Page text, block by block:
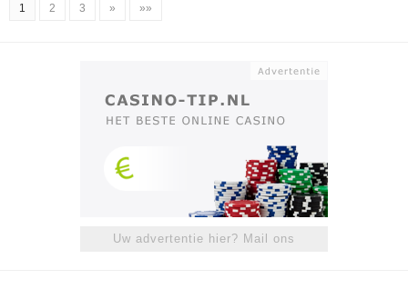
1 2 3 » »»
Uw advertentie hier? Mail ons